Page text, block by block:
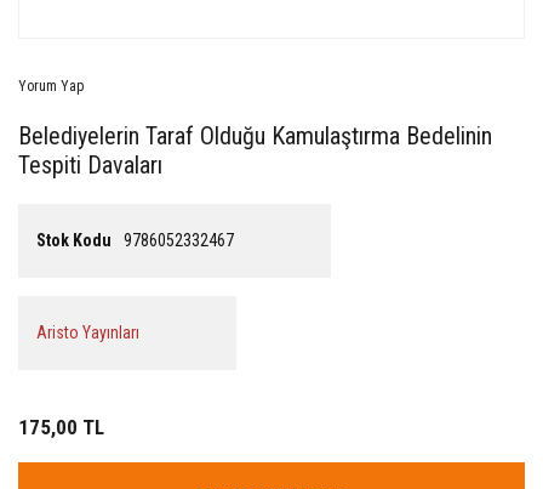
Yorum Yap
Belediyelerin Taraf Olduğu Kamulaştırma Bedelinin
Tespiti Davaları
Stok Kodu 9786052332467
Aristo Yayınları
175,00 TL